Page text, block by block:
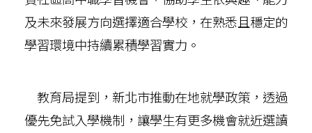
及未來發展方向選擇適合學校，在熟悉且穩定的
學習環境中持續累積學習實力。
教育局提到，新北市推動在地就學政策，透過
優先免試入學機制，讓學生有更多機會就近選讀